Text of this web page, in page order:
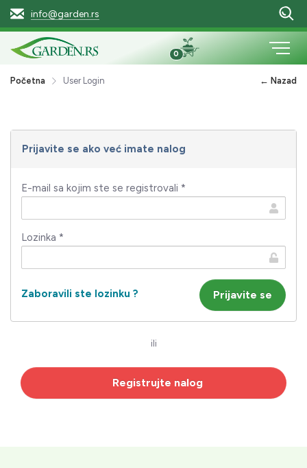
info@garden.rs
0
Početna User Login ← Nazad
Prijavite se ako već imate nalog
E-mail sa kojim ste se registrovali *
Lozinka *
Zaboravili ste lozinku ?
ili
Registrujte nalog